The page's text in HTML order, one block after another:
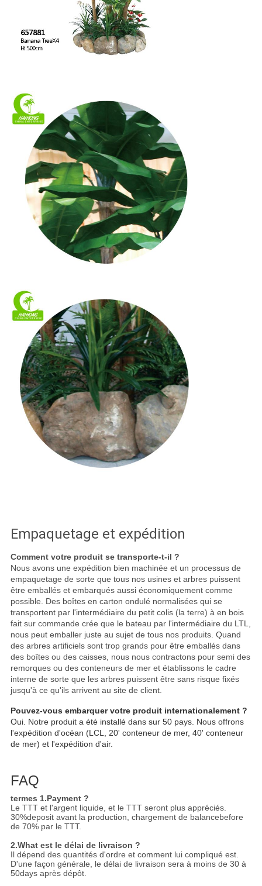
Empaquetage et expédition
Comment votre produit se transporte-t-il ?
Nous avons une expédition bien machinée et un processus de
empaquetage de sorte que tous nos usines et arbres puissent
être emballés et embarqués aussi économiquement comme
possible. Des boîtes en carton ondulé normalisées qui se
transportent par l'intermédiaire du petit colis (la terre) à en bois
fait sur commande crée que le bateau par l'intermédiaire du LTL,
nous peut emballer juste au sujet de tous nos produits. Quand
des arbres artificiels sont trop grands pour être emballés dans
des boîtes ou des caisses, nous nous contractons pour semi des
remorques ou des conteneurs de mer et établissons le cadre
interne de sorte que les arbres puissent être sans risque fixés
jusqu'à ce qu'ils arrivent au site de client.
Pouvez-vous embarquer votre produit internationalement ?
Oui. Notre produit a été installé dans sur 50 pays. Nous offrons
l'expédition d'océan (LCL, 20' conteneur de mer, 40' conteneur
de mer) et l'expédition d'air.
FAQ
termes 1.Payment ?
Le TTT et l'argent liquide, et le TTT seront plus appréciés.
30%deposit avant la production, chargement de balancebefore
de 70% par le TTT.
2.What est le délai de livraison ?
Il dépend des quantités d'ordre et comment lui compliqué est.
D'une façon générale, le délai de livraison sera à moins de 30 à
50days après dépôt.